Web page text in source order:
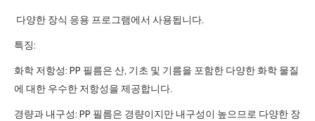
다양한 장식 응용 프로그램에서 사용됩니다.
특징:
화학 저항성: PP 필름은 산, 기초 및 기름을 포함한 다양한 화학 물질
에 대한 우수한 저항성을 제공합니다.
경량과 내구성: PP 필름은 경량이지만 내구성이 높으므로 다양한 장